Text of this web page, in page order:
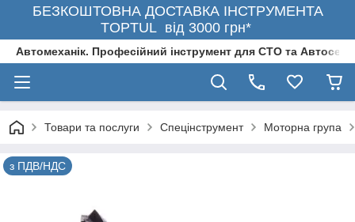
БЕЗКОШТОВНА ДОСТАВКА ІНСТРУМЕНТА
TOPTUL від 3000 грн*
Автомеханік. Професійний інструмент для СТО та
Товари та послуги Спецінструмент Моторна група
з ПДВ/НДС